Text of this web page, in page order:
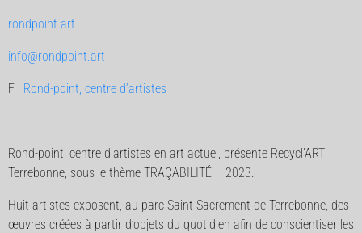
rondpoint.art
info@rondpoint.art
F : Rond-point, centre d’artistes
Rond-point, centre d’artistes en art actuel, présente Recycl’ART
Terrebonne, sous le thème TRAÇABILITÉ – 2023.
Huit artistes exposent, au parc Saint-Sacrement de Terrebonne, des
œuvres créées à partir d’objets du quotidien afin de conscientiser les